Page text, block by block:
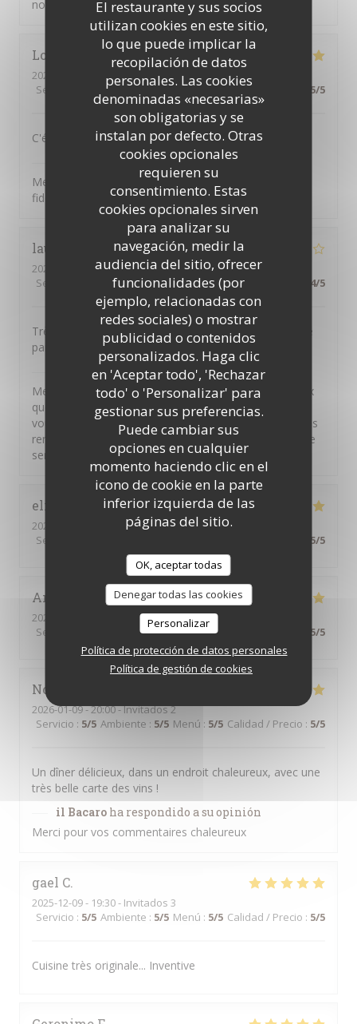
El restaurante y sus socios
utilizan cookies en este sitio,
lo que puede implicar la
recopilación de datos
personales. Las cookies
denominadas «necesarias»
son obligatorias y se
instalan por defecto. Otras
cookies opcionales
requieren su
consentimiento. Estas
cookies opcionales sirven
para analizar su
navegación, medir la
audiencia del sitio, ofrecer
funcionalidades (por
ejemplo, relacionadas con
redes sociales) o mostrar
publicidad o contenidos
personalizados. Haga clic
en 'Aceptar todo', 'Rechazar
todo' o 'Personalizar' para
gestionar sus preferencias.
Puede cambiar sus
opciones en cualquier
momento haciendo clic en el
icono de cookie en la parte
inferior izquierda de las
páginas del sitio.
OK, aceptar todas
Denegar todas las cookies
Personalizar
Política de protección de datos personales
Política de gestión de cookies
notre petit restaurant italien
Lora
2026-03-31
- 12:15 - Invitados 3
Servicio
Ambiente:5/5 Menú: 5/5 Calidad / Precio 5/5
C'était délicieux et un vrai plaisir - comme toujours.
ha respondido a su opinión
Merci pour vos commentaires, Lora, et pour votre
fidélité !
laurence
2026-03-13
- 21:00 - Invitados 2
Servicio
Ambiente:3/5 Menú: 4/5 Calidad / Precio 4/5
Très bons plats . Accueil très moyen , personnel qui ne
parle pas.
il Bacaro ha respondido a su opinión
Merci pour vos commentaires. Nous sommes heureux
que vous ayez apprécié nos plats. Il n'appartient qu'à
vous de solliciter notre personnel pour faire part de vos
remarques ou de vos questions, nous sommes à votre
service
elisabeth
2026-03-10
- 19:45 - Invitados 3
Servicio
5/5
Anna
2026-01-14
- 19:30 - Invitados 2
Servicio
Ambiente:5/5 Menú:5/5 5/5
Nora
2026-01-09- 20:00 - Invitados 2
Servicio : 5/5 Ambiente : 5/5 Menú : 5/5 Calidad / Precio : 5/5
Un dîner délicieux, dans un endroit chaleureux, avec une
très belle carte des vins !
il Bacaro ha respondido a su opinión
Merci pour vos commentaires chaleureux
gael C
2025-12-09- 19:30 - Invitados 3
Servicio : 5/5 Ambiente : 5/5 Menú : 5/5 Calidad / Precio : 5/5
Cuisine très originale... Inventive